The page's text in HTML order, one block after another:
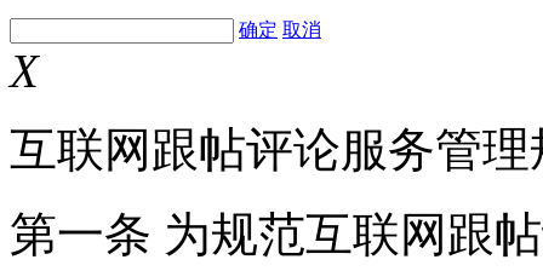
确定 取消
X
互联网跟帖评论服务管理
第一条 为规范互联网跟